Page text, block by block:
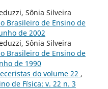
Sônia Silveira
Brasileiro de Ensino de
de 2002
Sônia Silveira
Brasileiro de Ensino de
de 1990
do volume 22 ,
de Física: v. 22 n. 3